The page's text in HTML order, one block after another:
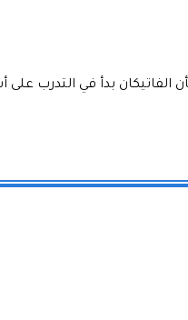
الفاتيكان بدأ في التدرب على